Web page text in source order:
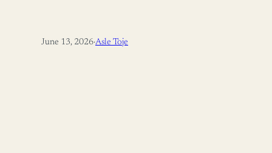
June 13, 2026·Asle Toje